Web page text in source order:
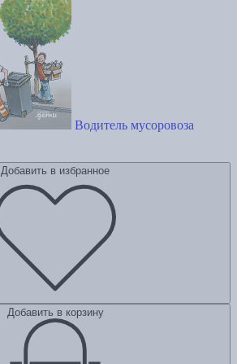
Водитель мусоровоза
Добавить в избранное
Добавить в корзину